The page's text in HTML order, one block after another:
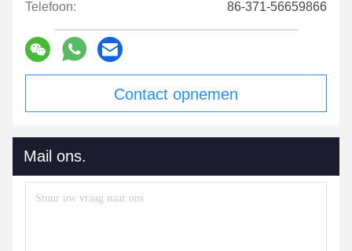
Telefoon: 86-371-56659866
Contact opnemen
Mail ons.